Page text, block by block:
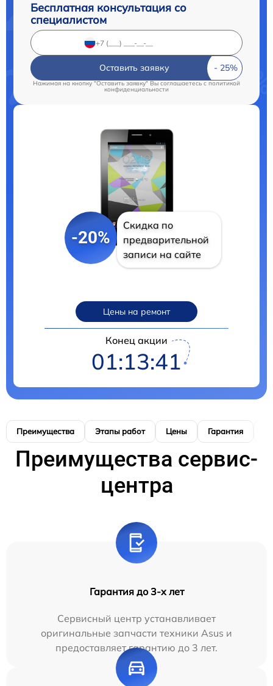
Бесплатная консультация со
специалистом
Оставить заявку
Нажимая на кнопку "Оставить заявку" Вы соглашаетесь c политикой
конфиденциальности
-20%
Скидка по
предварительной
записи на сайте
Цены на ремонт
Конец акции
01:13:39
Преимущества Этапы работ Цены Гарантия
Преимущества сервис-
центра
Гарантия до 3-х лет
Сервисный центр устанавливает
оригинальные запчасти техники Asus и
предоставляет гарантию до 3 лет.